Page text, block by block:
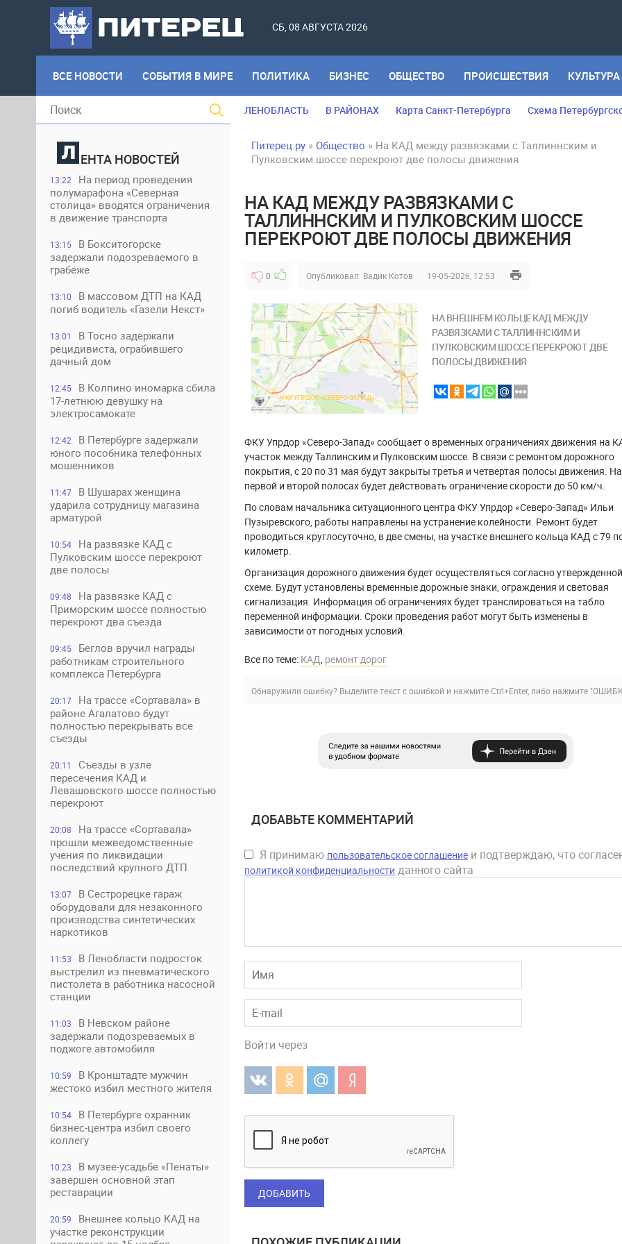
СБ, 08 АВГУСТА 2026
ВСЕ НОВОСТИ СОБЫТИЯ В МИРЕ ПОЛИТИКА БИЗНЕС ОБЩЕСТВО ПРОИСШЕСТВИЯ КУЛЬТУРА
ЕНТА НОВОСТЕЙ
13:22
На период проведения
полумарафона «Северная
столица» вводятся ограничения
в движение транспорта
13:15
В Бокситогорске
задержали подозреваемого в
грабеже
13:10
В массовом ДТП на КАД
погиб водитель «Газели Некст»
13:01
В Тосно задержали
рецидивиста, ограбившего
дачный дом
12:45
В Колпино иномарка сбила
17-летнюю девушку на
электросамокате
12:42
В Петербурге задержали
юного пособника телефонных
мошенников
11:47
В Шушарах женщина
ударила сотрудницу магазина
арматурой
10:54
На развязке КАД с
Пулковским шоссе перекроют
две полосы
09:48
На развязке КАД с
Приморским шоссе полностью
перекроют два съезда
09:45
Беглов вручил награды
работникам строительного
комплекса Петербурга
20:17
На трассе «Сортавала» в
районе Агалатово будут
полностью перекрывать все
съезды
20:11
Съезды в узле
пересечения КАД и
Левашовского шоссе полностью
перекроют
20:08
На трассе «Сортавала»
прошли межведомственные
учения по ликвидации
последствий крупного ДТП
13:07
В Сестрорецке гараж
оборудовали для незаконного
производства синтетических
наркотиков
11:53
В Ленобласти подросток
выстрелил из пневматического
пистолета в работника насосной
станции
11:03
В Невском районе
задержали подозреваемых в
поджоге автомобиля
10:59
В Кронштадте мужчин
жестоко избил местного жителя
10:54
В Петербурге охранник
бизнес-центра избил своего
коллегу
10:23
В музее-усадьбе «Пенаты»
завершен основной этап
реставрации
20:59
Внешнее кольцо КАД на
участке реконструкции
ЛЕНОБЛАСТЬ В РАЙОНАХ Карта Санкт-Петербурга Схема
Питерец.ру » Общество » На КАД между развязками с Таллиннским и
Пулковским шоссе перекроют две полосы движения
НА КАД МЕЖДУ РАЗВЯЗКАМИ С
ТАЛЛИННСКИМ И ПУЛКОВСКИМ ШОССЕ
ПЕРЕКРОЮТ ДВЕ ПОЛОСЫ ДВИЖЕНИЯ
0 Опубликовал: Вадик Котов 19-05-2026, 12:53
ФОТО:ФКУ УПРДОР «СЕВЕРО-ЗАПАД»
НА ВНЕШНЕМ КОЛЬЦЕ КАД МЕЖДУ
РАЗВЯЗКАМИ С ТАЛЛИННСКИМ И
ПУЛКОВСКИМ ШОССЕ ПЕРЕКРОЮТ ДВЕ
ПОЛОСЫ ДВИЖЕНИЯ
ФКУ Упрдор «Северо-Запад» сообщает о временных ограничениях движения на
участок между Таллинским и Пулковским шоссе. В связи с ремонтом дорожного
покрытия, с 20 по 31 мая будут закрыты третья и четвертая полосы движения. На
первой и второй полосах будет действовать ограничение скорости до 50 км/ч.
По словам начальника ситуационного центра ФКУ Упрдор «Северо-Запад» Ильи
Пузыревского, работы направлены на устранение колейности. Ремонт будет
проводиться круглосуточно, в две смены, на участке внешнего кольца КАД с 79
километр.
Организация дорожного движения будет осуществляться согласно утвержденной
схеме. Будут установлены временные дорожные знаки, ограждения и световая
сигнализация. Информация об ограничениях будет транслироваться на табло
переменной информации. Сроки проведения работ могут быть изменены в
зависимости от погодных условий.
Все по теме: КАД, ремонт дорог
Обнаружили ошибку? Выделите текст с ошибкой и нажмите Ctrl+Enter, либо нажмите
ДОБАВЬТЕ КОММЕНТАРИЙ
Я принимаю пользовательское соглашение и подтверждаю, что
политикой конфиденциальности данного сайта
Войти через
ДОБАВИТЬ